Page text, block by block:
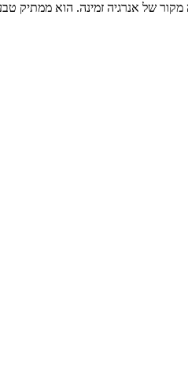
מקור של אנרגיה זמינה. הוא ממתיק